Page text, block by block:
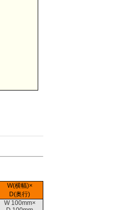
W(横幅)×
D(奥行)
W 100mm×